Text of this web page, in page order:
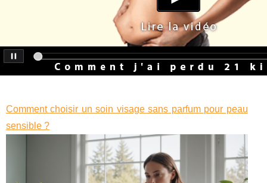
Comment choisir un soin visage sans parfum pour peau
sensible ?